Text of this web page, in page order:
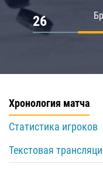
26
Хронология матча
Статистика игроков
Текстовая